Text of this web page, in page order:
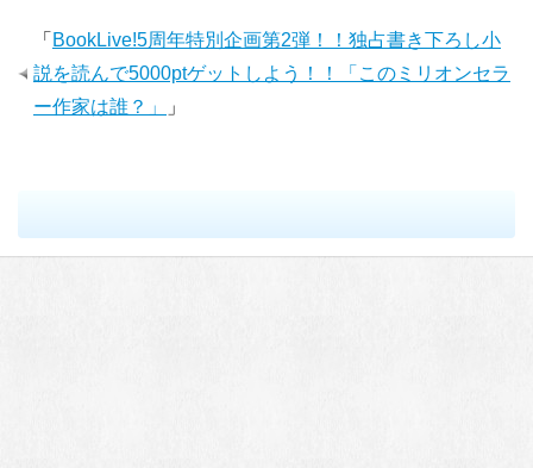
「 BookLive!5周年特別企画第2弾！！独占書き下ろし小
説を読んで5000ptゲットしよう！！「このミリオンセラ
ー作家は誰？」
」